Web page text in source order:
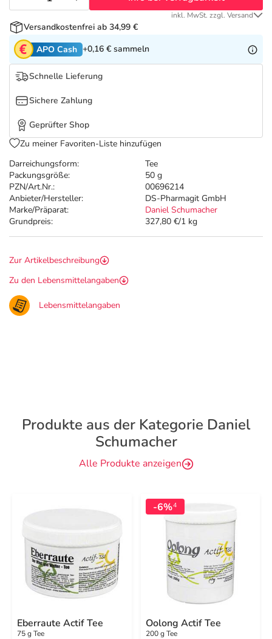
Tierapotheke
Vitamine & Mineralstoffe
Marken
Salus Deals
Darreichungsform:
Tee
Packungsgröße:
50 g
PZN/Art.Nr.:
00696214
Anbieter/Hersteller:
DS-Pharmagit GmbH
Marke/Präparat:
Daniel Schumacher
Grundpreis:
327,80 €/1 kg
inkl. MwSt. zzgl. Versand
Versandkostenfrei ab 34,99 €
APO Cash +0,16 € sammeln
Schnelle Lieferung
Sichere Zahlung
Geprüfter Shop
Zu meiner Favoriten-Liste hinzufügen
Zur Artikelbeschreibung
Zu den Lebensmittelangaben
Lebensmittelangaben
Produkte aus der Kategorie Daniel
Schumacher
Alle Produkte anzeigen
Eberraute Actif Tee
75 g Tee
-6%4
Oolong Actif Tee
200 g Tee